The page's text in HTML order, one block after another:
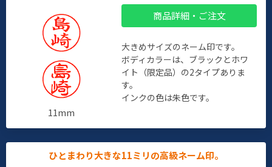
11mm
商品詳細・ご注文
大きめサイズのネーム印です。
ボディカラーは、ブラックとホワ
イト（限定品）の2タイプありま
す。
インクの色は朱色です。
ひとまわり大きな11ミリの高級ネーム印。